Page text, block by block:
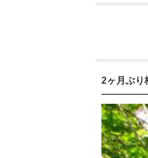
2ヶ月ぶり